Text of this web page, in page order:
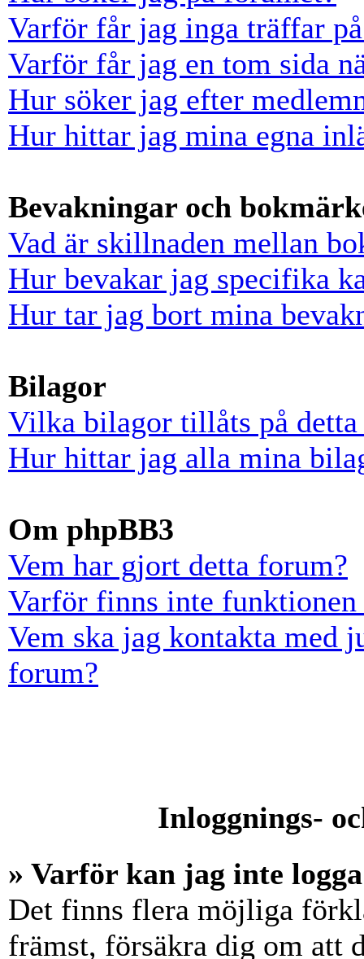
Varför får jag inga träffar
Varför får jag en tom sida
Hur söker jag efter
Hur hittar jag mina egna
Bevakningar och
Vad är skillnaden mellan
Hur bevakar jag specifika
Hur tar jag bort mina
Bilagor
Vilka bilagor tillåts på
Hur hittar jag alla mina
Om phpBB3
Vem har gjort detta forum?
Varför finns inte funktionen
Vem ska jag kontakta med
forum?
Inloggnings-
» Varför kan jag inte
Det finns flera möjliga
främst, försäkra dig om att